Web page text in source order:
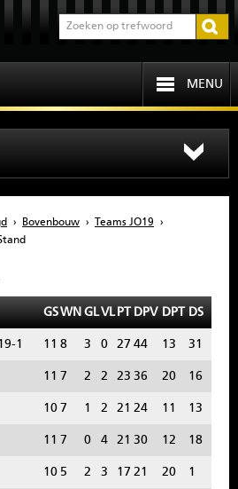
MENU
› Bovenbouw › Teams JO19
›
GSWN GLVL PT DPV DPT DS
1 11 8 3 0 27 44 13 31
11 7 2 2 23 36 20 16
10 7 1 2 21 24 11 13
11 7 0 4 21 30 12 18
10 5 2 3 17 21 20 1